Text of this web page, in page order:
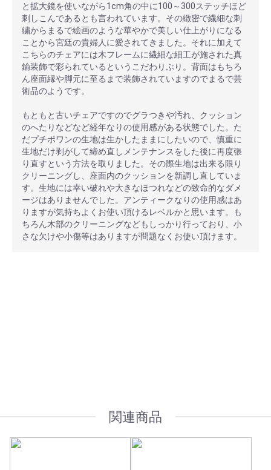
と拡大鏡を使いながら1cm角の中に100～300ステッチほど
刺しこんであるとも言われています。その緻密で繊細な刺
繍からまるで絵画のような華やかで美しい仕上がりになる
ことから宮廷の貴婦人に愛されてきました。それに加えて
こちらのチェアには木フレームに繊細な細工が施された真
鍮装飾で彩られているというこだわりぶり。背面はもちろ
ん座面縁や脚元に至るまで装飾されていますのでまるで芸
術品のようです。
もともと古いチェアですのでグラつきや汚れ、クッション
のへたりなどなど経年なりの使用感がある状態でした。た
だプチポワンの生地は生かしたままにしたいので、慎重に
生地だけ剥がして締め直しメンテナンスをした後に再度張
り直すという方法を取りました。その際生地は出来る限り
クリーニングし、座面内のクッションを新調し直していま
す。生地には幸い破れや大きなほつれなどの致命的なダメ
ージはありませんでした。アンティークなりの使用感はあ
りますが気持ちよくお使い頂けるレベルかと思います。も
ちろん木部のクリーニングなどもしっかり行っており、小
さな欠けや小傷等はありますが問題なくお使い頂けます。
関連商品